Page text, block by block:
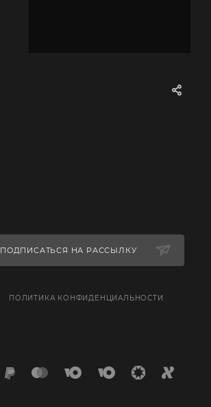
ПОДПИСАТЬСЯ НА РАССЫЛКУ
ПОЛИТИКА КОНФИДЕНЦИАЛЬНОСТИ